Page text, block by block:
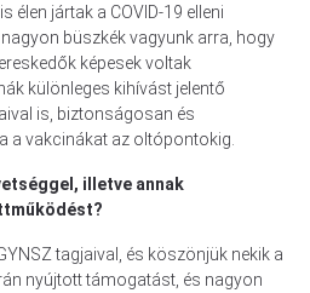
élen jártak a COVID-19 elleni
büszkék vagyunk arra, hogy
képesek voltak
különleges kihívást jelentő
is, biztonságosan és
a vakcinákat az oltópontokig.
illetve annak
tagjaival, és köszönjük nekik a
nyújtott támogatást, és nagyon